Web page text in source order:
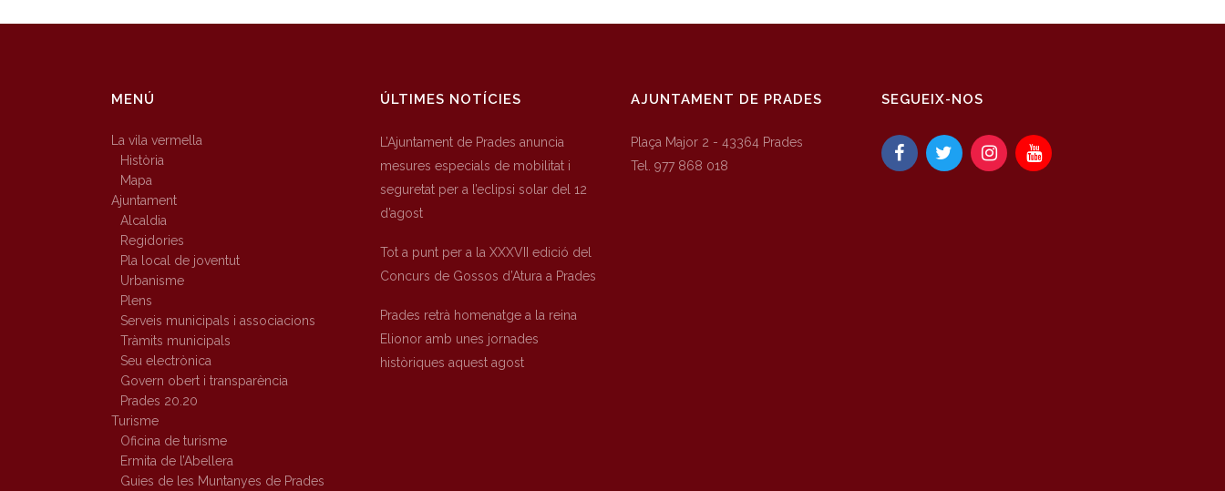
MENÚ
La vila vermella
Història
Mapa
Ajuntament
Alcaldia
Regidories
Pla local de joventut
Urbanisme
Plens
Serveis municipals i associacions
Tràmits municipals
Seu electrònica
Govern obert i transparència
Prades 20.20
Turisme
Oficina de turisme
Ermita de l’Abellera
Guies de les Muntanyes de Prades
ÚLTIMES NOTÍCIES
L’Ajuntament de Prades anuncia
mesures especials de mobilitat i
seguretat per a l’eclipsi solar del 12
d’agost
Tot a punt per a la XXXVII edició del
Concurs de Gossos d’Atura a Prades
Prades retrà homenatge a la reina
Elionor amb unes jornades
històriques aquest agost
AJUNTAMENT DE PRADES
Plaça Major 2 - 43364 Prades
Tel. 977 868 018
SEGUEIX-NOS